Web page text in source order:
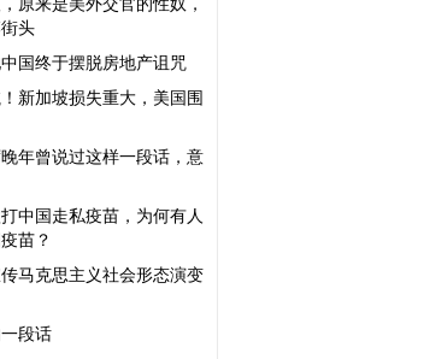
原来是美外交官的性奴，
头
国终于摆脱房地产诅咒
新加坡损失重大，美国围
年曾说过这样一段话，意
中国走私疫苗，为何有人
苗？
马克思主义社会形态演变
段话